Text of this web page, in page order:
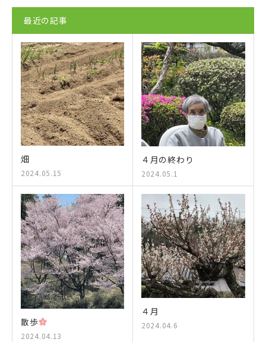
最近の記事
畑
2024.05.15
４月の終わり
2024.05.1
散歩
2024.04.13
４月
2024.04.6